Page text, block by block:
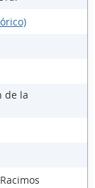
de la